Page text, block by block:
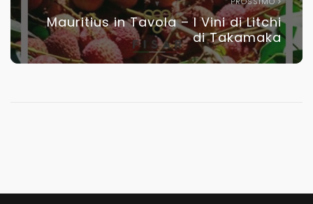
Mauritius in Tavola – I Vini di Litchi
di Takamaka